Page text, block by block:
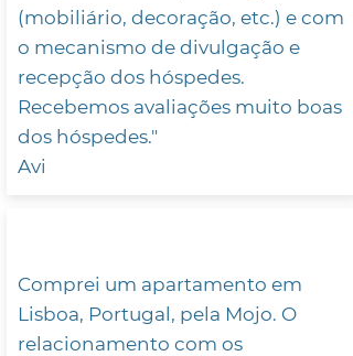
(mobiliário, decoração, etc.) e com
o mecanismo de divulgação e
recepção dos hóspedes.
Recebemos avaliações muito boas
dos hóspedes."
Avi
Comprei um apartamento em
Lisboa, Portugal, pela Mojo. O
relacionamento com os